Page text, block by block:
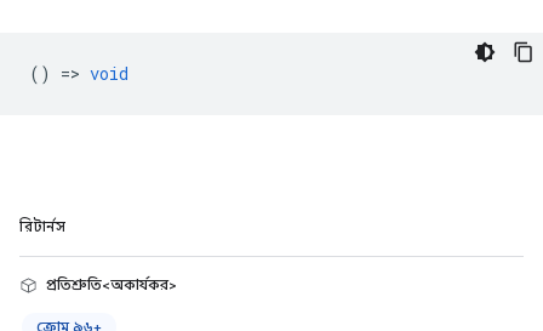
() => void
রিটার্নস
প্রতিশ্রুতি<অকার্যকর>
ক্রোম ৯৬+